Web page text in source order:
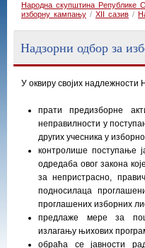
Народна скупштина Републике
изборну кампању / XII сазив /
Надзорни одбор за
У оквиру својих
прати предизборне
неправилности у
других учесника у
контролише поступање
одредаба овог закона
за непристрасно,
подносилаца
проглашених изборних
предлаже мере за
излагању њихових
обраћа се јавности